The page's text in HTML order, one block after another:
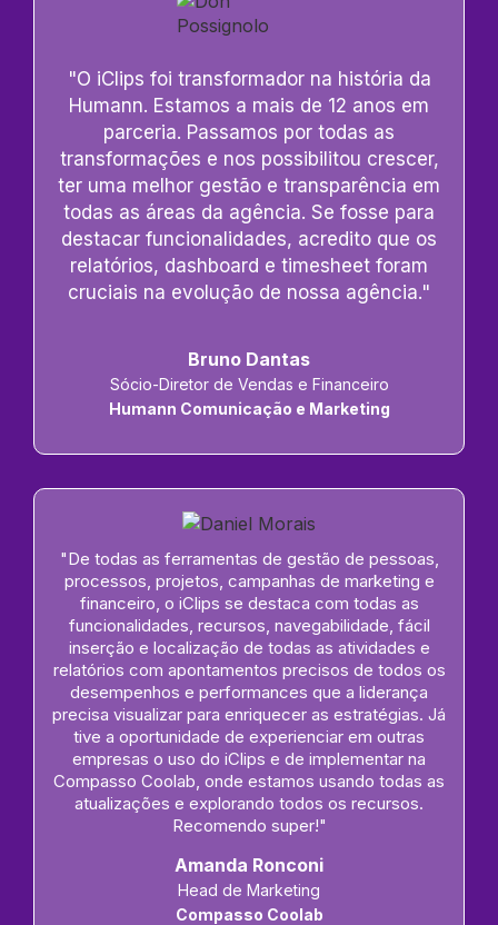
"O iClips foi transformador na história da
Humann. Estamos a mais de 12 anos em
parceria. Passamos por todas as
transformações e nos possibilitou crescer,
ter uma melhor gestão e transparência em
todas as áreas da agência. Se fosse para
destacar funcionalidades, acredito que os
relatórios, dashboard e timesheet foram
cruciais na evolução de nossa agência."
Bruno Dantas
Sócio-Diretor de Vendas e Financeiro
Humann Comunicação e Marketing
"De todas as ferramentas de gestão de pessoas,
processos, projetos, campanhas de marketing e
financeiro, o iClips se destaca com todas as
funcionalidades, recursos, navegabilidade, fácil
inserção e localização de todas as atividades e
relatórios com apontamentos precisos de todos os
desempenhos e performances que a liderança
precisa visualizar para enriquecer as estratégias. Já
tive a oportunidade de experienciar em outras
empresas o uso do iClips e de implementar na
Compasso Coolab, onde estamos usando todas as
atualizações e explorando todos os recursos.
Recomendo super!"
Amanda Ronconi
Head de Marketing
Compasso Coolab